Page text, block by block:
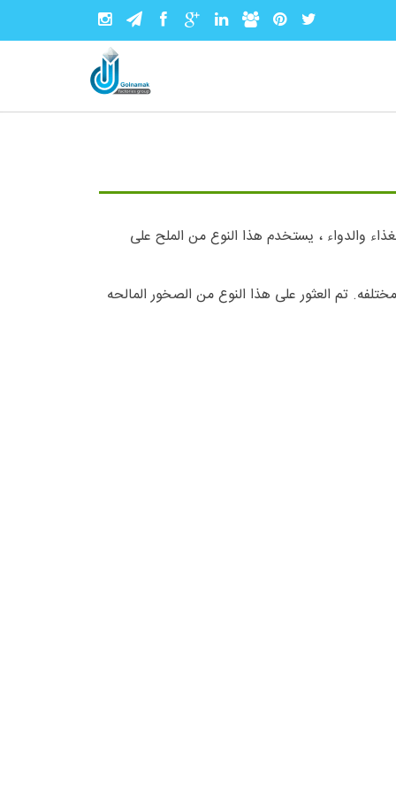
والدواء ، یستخدم هذا النوع من الملح على
تم العثور على هذا النوع من الصخور المالحه